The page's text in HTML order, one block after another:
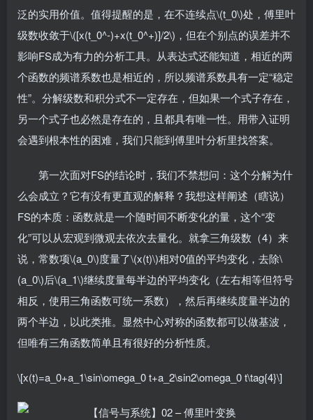
泛的实用价值。值得提醒的是，在不连续点\(t_0\)处，傅里叶
级数收敛于\([x(t_0^-)+x(t_0^+)]/2\)，但在个别点的误差并不
影响FS成为有力的分析工具。从表达式还能知道，相近的两
个函数的频谱系数也是相近的，所以频谱系数具有一定“稳定
性”。分解级数和积分式不一定存在，但如果一个式子存在，
另一个式子也必然是存在的，且都具有唯一性。用带入证明
会遇到根本性的困难，我们只能到傅里叶分析里找答案。
第一次面对FS的结论时，我们不禁想问：这个分解为什
么会成立？它有没有更直观的解释？我想这样阐述（瞎说）
FS的本质：函数就是一个随时间不断变化的量，这个“变
化”可以从宏观到微观去依次去量化。就拿三角级数（4）来
说，常数项\(a_0\)度量了\(x(t)\)相对0值的平均变化，去除\
(a_0\)后\(a_1\)继续度量每半边的平均变化（左右相等但符号
相反，使用三角函数可统一系数），然后再继续度量半边的
两个半边，以此类推。显然中心对称的函数都可以做基波，
但唯有三角函数简单且有很好的分析性质。
\[x(t)=a_0+a_1\sin\omega_0 t+a_2\sin2\omega_0 t\tag{4}\]